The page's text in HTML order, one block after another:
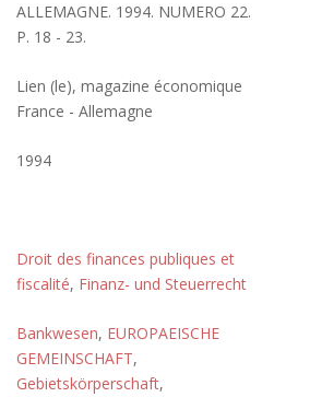
ALLEMAGNE. 1994. NUMERO 22.
P. 18 - 23.
Lien (le), magazine économique
France - Allemagne
1994
Droit des finances publiques et
fiscalité, Finanz- und Steuerrecht
Bankwesen, EUROPAEISCHE
GEMEINSCHAFT,
Gebietskörperschaft,